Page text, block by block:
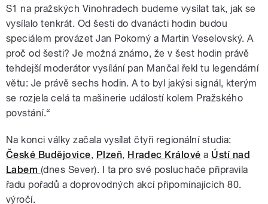
S1 na pražských Vinohradech budeme vysílat tak, jak se
vysílalo tenkrát. Od šesti do dvanácti hodin budou
speciálem provázet Jan Pokorný a Martin Veselovský. A
proč od šesti? Je možná známo, že v šest hodin právě
tehdejší moderátor vysílání pan Mančal řekl tu legendární
větu: Je právě sechs hodin. A to byl jakýsi signál, kterým
se rozjela celá ta mašinerie událostí kolem Pražského
povstání.“
Na konci války začala vysílat čtyři regionální studia:
České Budějovice, Plzeň, Hradec Králové a Ústí nad
Labem (dnes Sever). I ta pro své posluchače připravila
řadu pořadů a doprovodných akcí připomínajících 80.
výročí.